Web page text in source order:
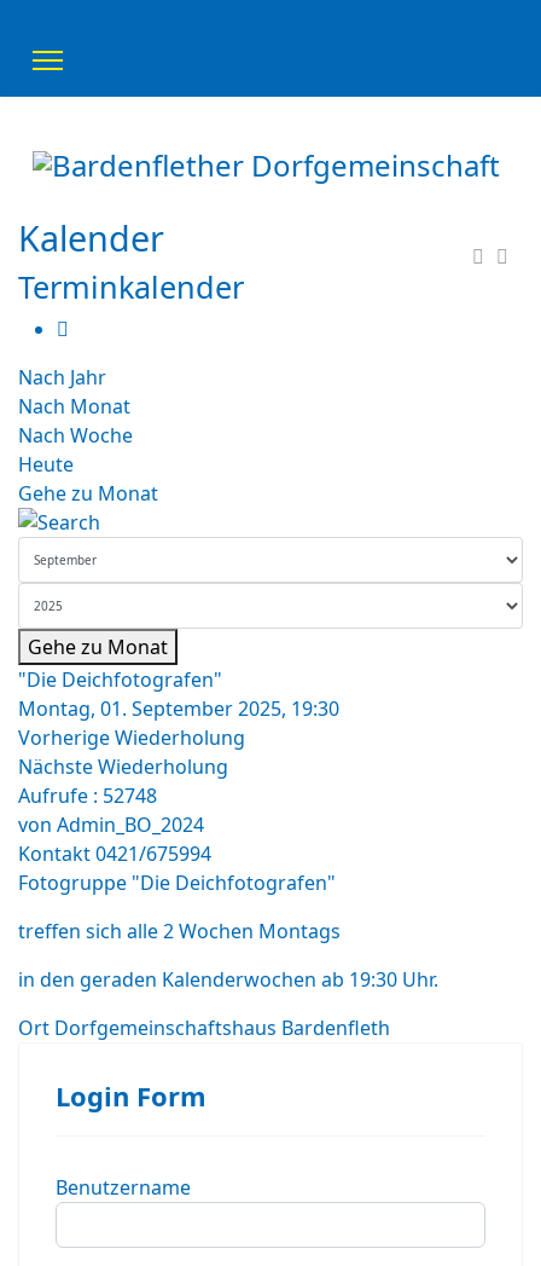
Kalender
Terminkalender
Nach Jahr
Nach Monat
Nach Woche
Heute
Gehe zu Monat
Gehe zu Monat
"Die Deichfotografen"
Montag, 01. September 2025, 19:30
Vorherige Wiederholung
Nächste Wiederholung
Aufrufe : 52748
von Admin_BO_2024
Kontakt0421/675994
Fotogruppe "Die Deichfotografen"
treffen sich alle 2 Wochen Montags
in den geraden Kalenderwochen ab 19:30 Uhr.
Ort Dorfgemeinschaftshaus Bardenfleth
Login Form
Benutzername